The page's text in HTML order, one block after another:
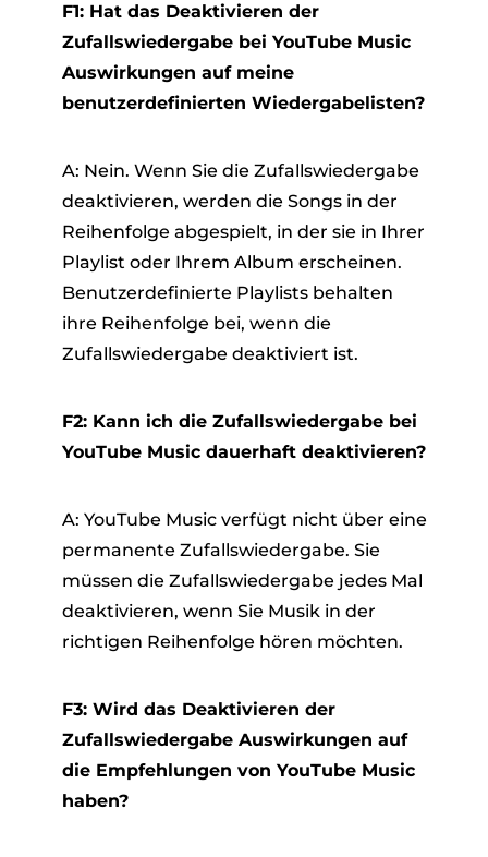
F1: Hat das Deaktivieren der
Zufallswiedergabe bei YouTube Music
Auswirkungen auf meine
benutzerdefinierten Wiedergabelisten?
A: Nein. Wenn Sie die Zufallswiedergabe
deaktivieren, werden die Songs in der
Reihenfolge abgespielt, in der sie in Ihrer
Playlist oder Ihrem Album erscheinen.
Benutzerdefinierte Playlists behalten
ihre Reihenfolge bei, wenn die
Zufallswiedergabe deaktiviert ist.
F2: Kann ich die Zufallswiedergabe bei
YouTube Music dauerhaft deaktivieren?
A: YouTube Music verfügt nicht über eine
permanente Zufallswiedergabe. Sie
müssen die Zufallswiedergabe jedes Mal
deaktivieren, wenn Sie Musik in der
richtigen Reihenfolge hören möchten.
F3: Wird das Deaktivieren der
Zufallswiedergabe Auswirkungen auf
die Empfehlungen von YouTube Music
haben?